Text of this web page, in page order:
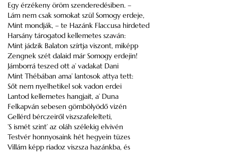
Egy érzékeny öröm szenderedésiben. –
Lám nem csak somokat szül Somogy erdeje,
Mint mondják, – te Hazánk Flaccusa hirdeted
Harsány tárogatod kellemetes szaván:
Mint jádzik Balaton szírtja viszont, miképp
Zengnek szét dalaid már Somogy erdejin!
Jámborrá teszed ott a’ vadakat Dani
Mint Thébában ama’ lantosok attya tett:
Sőt nem nyelhetikel sok vadon erdei
Lantod kellemetes hangjait, a’ Duna
Felkapván sebesen gömbölyödő vizén
Gellérd bérczeiről viszszafelelteti,
’S ismét szint’ az oláh szélekig elvivén
Testvér honnyosaink hét hegyein tüzes
Villám képp riadoz viszsza hazánkba, és